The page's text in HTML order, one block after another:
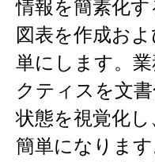
情報を簡素化
図表を作成お
単にします。
クティスを文
状態を視覚化
簡単になりま